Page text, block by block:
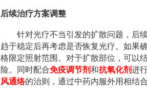
后续治疗方案调整
针对光疗不当引发的扩散问题，后
趋于稳定后再考虑是否恢复光疗。如果
格限定照射范围。对于扩散部位，可以
险。同时配合免疫调节剂和抗氧化剂进
风通络的治则，通过中药内服外用相结